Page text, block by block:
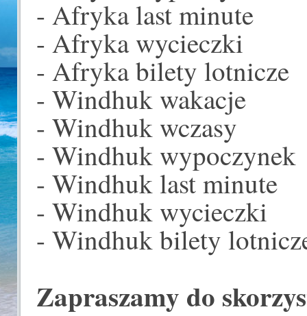
- Afryka last minute
- Afryka wycieczki
- Afryka bilety lotnicze
- Windhuk wakacje
- Windhuk wczasy
- Windhuk wypoczynek
- Windhuk last minute
- Windhuk wycieczki
- Windhuk bilety
Zapraszamy do